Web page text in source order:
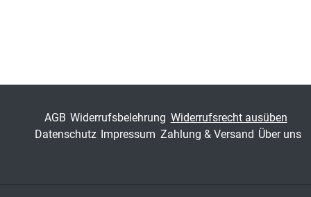
ISSN 1437-787X
AGB Widerrufsbelehrung Widerrufsrecht ausüben
Datenschutz Impressum Zahlung & Versand Über uns